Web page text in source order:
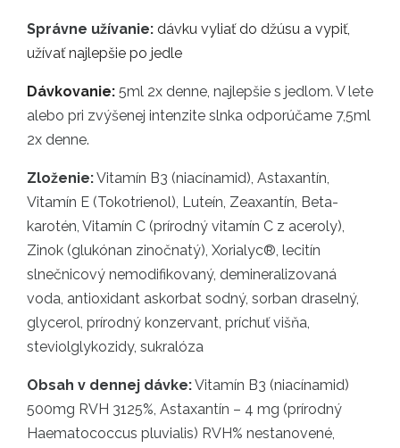
Správne užívanie: dávku vyliať do džúsu a vypiť,
užívať najlepšie po jedle
Dávkovanie: 5ml 2x denne, najlepšie s jedlom. V lete
alebo pri zvýšenej intenzite slnka odporúčame 7,5ml
2x denne.
Zloženie:Vitamín B3 (niacínamid), Astaxantín,
Vitamín E (Tokotrienol), Luteín, Zeaxantín, Beta-
karotén, Vitamín C (prírodný vitamín C z aceroly),
Zinok (glukónan zinočnatý), Xorialyc®, lecitín
slnečnicový nemodifikovaný, demineralizovaná
voda, antioxidant askorbat sodný, sorban draselný,
glycerol, prírodný konzervant, príchuť višňa,
steviolglykozidy, sukralóza
Obsah v dennej dávke:Vitamín B3 (niacínamid)
500mg RVH 3125%, Astaxantín – 4 mg (prírodný
Haematococcus pluvialis) RVH% nestanovené,